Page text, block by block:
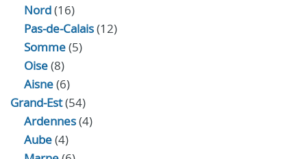
Nord(16)
Pas-de-Calais(12)
Somme(5)
Oise(8)
Aisne(6)
Grand-Est(54)
Ardennes(4)
Aube(4)